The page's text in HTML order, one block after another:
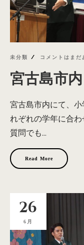
未分類 コメントはまだ
宮古島市
宮古島市内にて、
れぞれの学年に合わ
質問でも...
Read More
26
6月